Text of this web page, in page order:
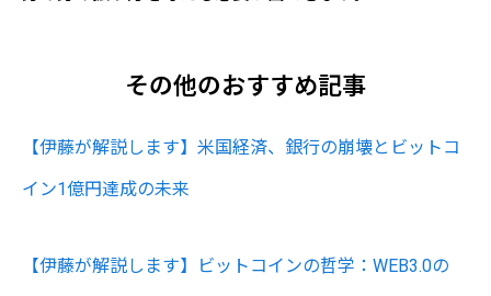
その他のおすすめ記事
【伊藤が解説します】米国経済、銀行の崩壊とビットコ
イン1億円達成の未来
【伊藤が解説します】ビットコインの哲学：WEB3.0の